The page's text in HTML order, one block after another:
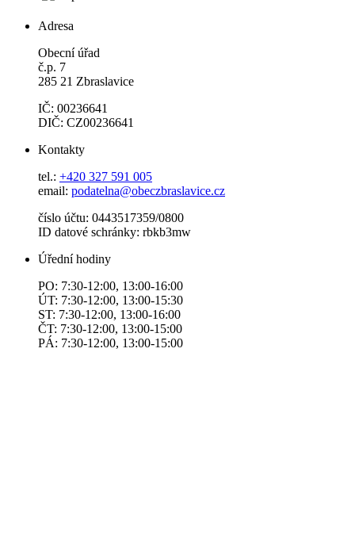
Adresa
Obecní úřad
č.p. 7
285 21 Zbraslavice
IČ: 00236641
DIČ: CZ00236641
Kontakty
tel.: +420 327 591 005
email: podatelna@obeczbraslavice.cz
číslo účtu: 0443517359/0800
ID datové schránky: rbkb3mw
Úřední hodiny
PO: 7:30-12:00, 13:00-16:00
ÚT: 7:30-12:00, 13:00-15:30
ST: 7:30-12:00, 13:00-16:00
ČT: 7:30-12:00, 13:00-15:00
PÁ: 7:30-12:00, 13:00-15:00